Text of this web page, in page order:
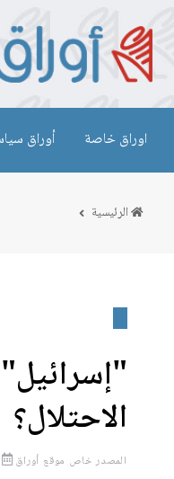
اوراق خاصة أوراق
الرئيسية
الاحتلال؟
المصدرخاص موقع أوراق